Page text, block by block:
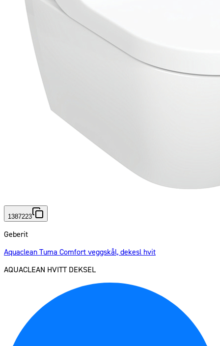
1387223
Geberit
Aquaclean Tuma Comfort veggskål, dekesl hvit
AQUACLEAN HVITT DEKSEL